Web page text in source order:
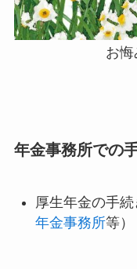
お悔
年金事務所での
厚生年金の手
年金事務所等）